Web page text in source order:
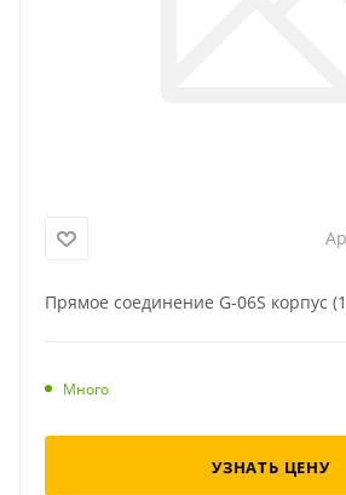
Прямое соединение G-06S корпус
Много
УЗНАТЬ ЦЕНУ